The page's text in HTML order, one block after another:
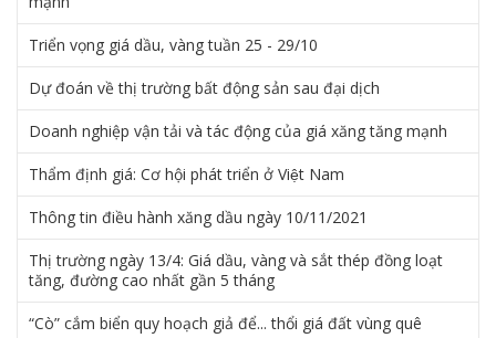
Triển vọng giá dầu, vàng tuần 25 - 29/10
Dự đoán về thị trường bất động sản sau đại dịch
Doanh nghiệp vận tải và tác động của giá xăng tăng mạnh
Thẩm định giá: Cơ hội phát triển ở Việt Nam
Thông tin điều hành xăng dầu ngày 10/11/2021
Thị trường ngày 13/4: Giá dầu, vàng và sắt thép đồng loạt
tăng, đường cao nhất gần 5 tháng
“Cò” cắm biển quy hoạch giả để... thổi giá đất vùng quê